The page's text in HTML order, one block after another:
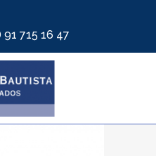
91 715 16 47